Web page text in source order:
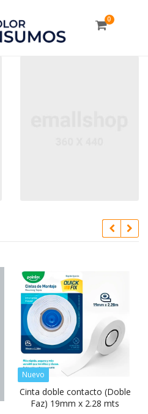
0
Nuevo
Cinta doble contacto (Doble
Faz) 19mm x 2.28 mts